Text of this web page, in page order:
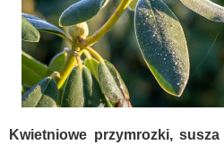
Kwietniowe przymrozki,